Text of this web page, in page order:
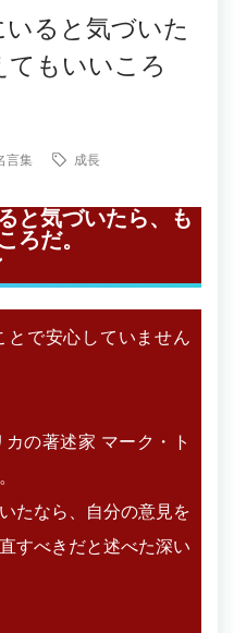
いると気づいた
てもいいころ
言集 成長
と気づいたら、も
ろだ。
とで安心していません
の著述家 マーク・ト
たなら、自分の意見を
すべきだと述べた深い